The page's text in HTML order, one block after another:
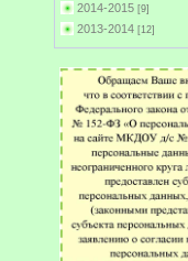
2014-2015 [9]
2013-2014 [12]